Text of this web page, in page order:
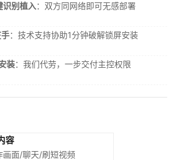
识别植入：双方同网络即可无感部署
：技术支持协助1分钟破解锁屏安装
装：我们代劳，一步交付主控权限
容
画面/聊天/刷短视频